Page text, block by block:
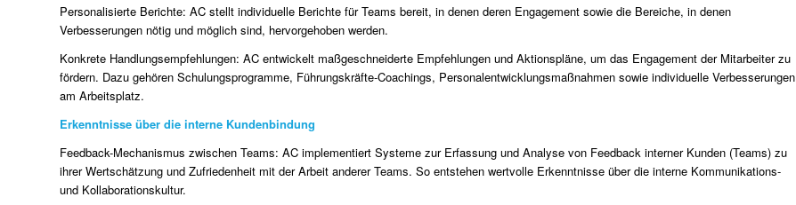
Personalisierte Berichte: AC stellt individuelle Berichte für Teams bereit, in denen deren Engagement sowie die Bereiche, in denen
Verbesserungen nötig und möglich sind, hervorgehoben werden.
Konkrete Handlungsempfehlungen: AC entwickelt maßgeschneiderte Empfehlungen und Aktionspläne, um das Engagement der Mitarbeiter zu
fördern. Dazu gehören Schulungsprogramme, Führungskräfte-Coachings, Personalentwicklungsmaßnahmen sowie individuelle Verbesserungen
am Arbeitsplatz.
Erkenntnisse über die interne Kundenbindung
Feedback-Mechanismus zwischen Teams: AC implementiert Systeme zur Erfassung und Analyse von Feedback interner Kunden (Teams) zu
ihrer Wertschätzung und Zufriedenheit mit der Arbeit anderer Teams. So entstehen wertvolle Erkenntnisse über die interne Kommunikations-
und Kollaborationskultur.